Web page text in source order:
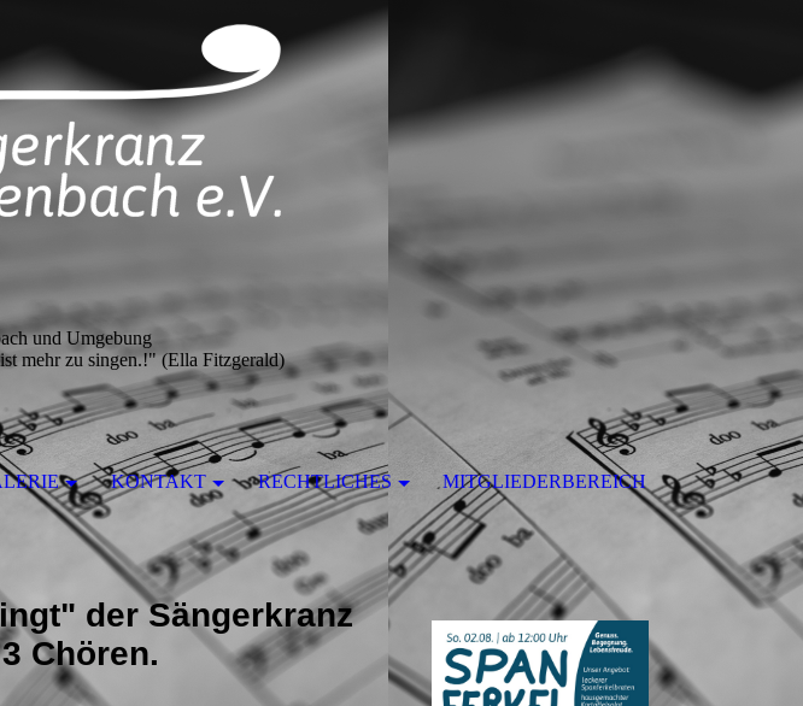
und Umgebung
mehr zu singen.!" (Ella Fitzgerald)
KONTAKT RECHTLICHES MITGLIEDERBEREICH
der Sängerkranz
Chören.